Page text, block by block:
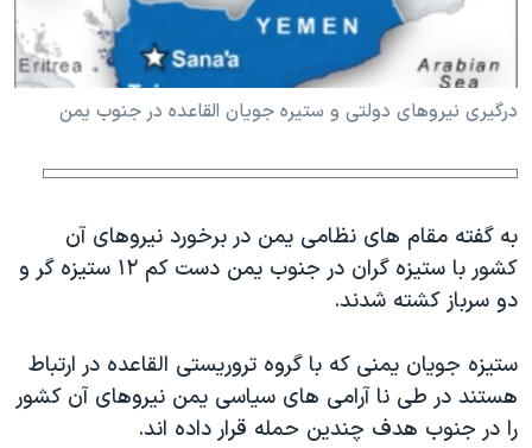
فرهنگ و زندگی
حقوق شهروندی
اقتصادی
گالری عکس
آرشیو پخش زنده
انتخابات ریاست جمهوری آمریکا ۲۰۲۴
حمله جمهوری اسلامی به اسرائیل
اعتراضات زن، زندگی، آزادی
مجموعه مستندهای دادخواهی
دادگاه حمید نوری
چهل سال گروگان‌گیری
دنبال کنید
زبانهای مختلف
درگيری نيروهای دولتی و ستيره جويان القاعده در جنوب يمن
به گفته مقام های نظامی يمن در برخورد نيروهای آن
کشور با ستيزه گران در جنوب يمن دست کم ۱۲ ستيزه گر و
دو سرباز کشته شدند.
ستيزه جویان يمنی که با گروه تروريستی القاعده در ارتباط
هستند در طی نا آرامی های سياسی يمن نيروهای آن کشور
را در جنوب هدف چندين حمله قرار داده اند.